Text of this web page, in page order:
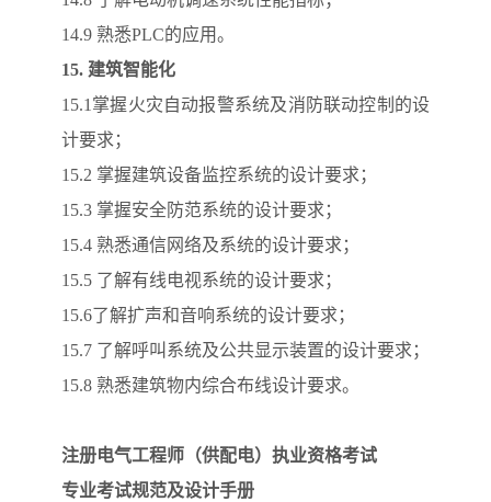
14.9 熟悉PLC的应用。
15. 建筑智能化
15.1掌握火灾自动报警系统及消防联动控制的设
计要求；
15.2 掌握建筑设备监控系统的设计要求；
15.3 掌握安全防范系统的设计要求；
15.4 熟悉通信网络及系统的设计要求；
15.5 了解有线电视系统的设计要求；
15.6了解扩声和音响系统的设计要求；
15.7 了解呼叫系统及公共显示装置的设计要求；
15.8 熟悉建筑物内综合布线设计要求。
注册电气工程师（供配电）执业资格考试
专业考试规范及设计手册